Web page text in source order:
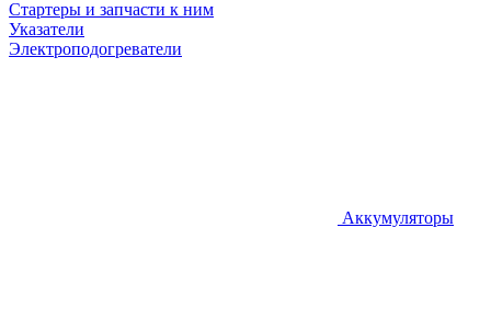
Стартеры и запчасти к ним
Указатели
Электроподогреватели
Аккумуляторы